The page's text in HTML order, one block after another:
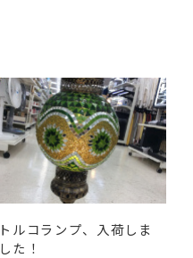
トルコランプ、入荷しま
した！